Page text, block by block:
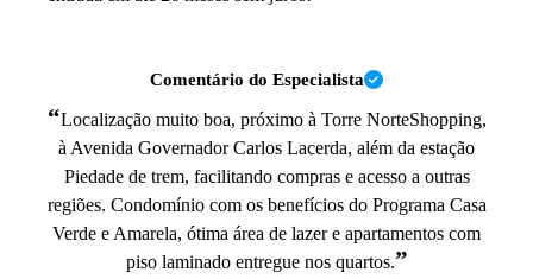
Comentário do Especialista
“Localização muito boa, próximo à Torre NorteShopping,
à Avenida Governador Carlos Lacerda, além da estação
Piedade de trem, facilitando compras e acesso a outras
regiões. Condomínio com os benefícios do Programa Casa
Verde e Amarela, ótima área de lazer e apartamentos com
piso laminado entregue nos quartos.”